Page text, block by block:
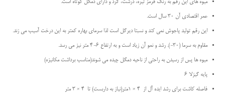
میوه های این رقم به رنگ قرمز تیره، درشت، گرد و دارای دمگل کوتاه است.
عمر اقتصادی آن ۳۰ سال است.
این رقم تولید پاجوش نمی کند و نسبتا دیرگل است لذا سرمای بهاره کمتر به این درخت آسیب می زند.
مقاوم به سرما (۳۰-). رشد و نمو آن زیاد است و به ارتفاع ۶-۴ متر نیز می رسد.
میوه ها پس از رسیدن به راحتی از ناحیه دمگل چیده می شوند(مناسب برداشت مکانیزه)
پایه گیزلا 6
فاصله کاشت برای رشد ایده آل از 4 × 1متر(نیاز به داربست) تا 4 × 3 متر